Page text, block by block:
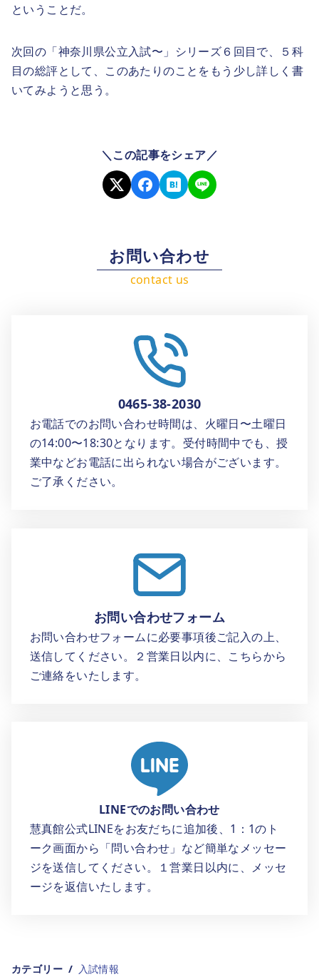
ということだ。
次回の「神奈川県公立入試〜」シリーズ６回目で、５科
目の総評として、このあたりのことをもう少し詳しく書
いてみようと思う。
＼この記事をシェア／
お問い合わせ
0465-38-2030
お電話でのお問い合わせ時間は、火曜日〜土曜日
の14:00〜18:30となります。受付時間中でも、授
業中などお電話に出られない場合がございます。
ご了承ください。
お問い合わせフォーム
お問い合わせフォームに必要事項後ご記入の上、
送信してください。２営業日以内に、こちらから
ご連絡をいたします。
LINEでのお問い合わせ
慧真館公式LINEをお友だちに追加後、1：1のト
ーク画面から「問い合わせ」など簡単なメッセー
ジを送信してください。１営業日以内に、メッセ
ージを返信いたします。
カテゴリー
入試情報